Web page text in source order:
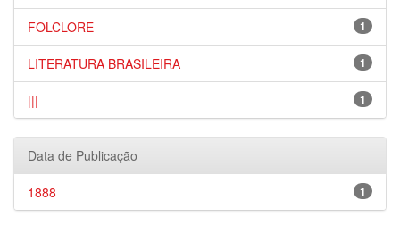
1
FOLCLORE
1
LITERATURA BRASILEIRA
1
|||
Data de Publicação
1
1888